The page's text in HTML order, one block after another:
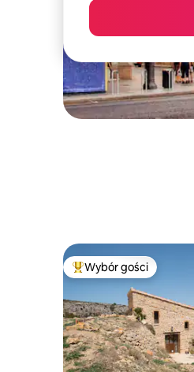
Najpopularniejsze z
Wybór gości